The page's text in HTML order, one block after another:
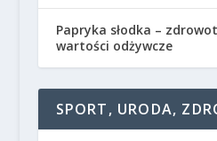
Papryka słodka –
wartości odżywcze
SPORT, URODA,